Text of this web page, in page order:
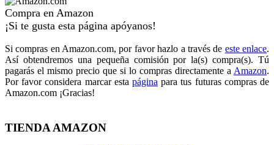
Compra en Amazon
¡Si te gusta esta página apóyanos!
Si compras en Amazon.com, por favor hazlo a través de este enlace.
Así obtendremos una pequeña comisión por la(s) compra(s). Tú
pagarás el mismo precio que si lo compras directamente a Amazon.
Por favor considera marcar esta página para tus futuras compras de
Amazon.com ¡Gracias!
TIENDA AMAZON